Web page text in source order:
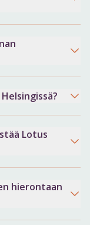
Lotus
hierontaan